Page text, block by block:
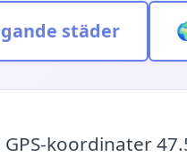
städer
koordinater